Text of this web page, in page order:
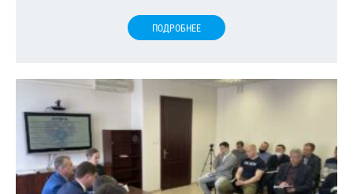
ПОДРОБНЕЕ